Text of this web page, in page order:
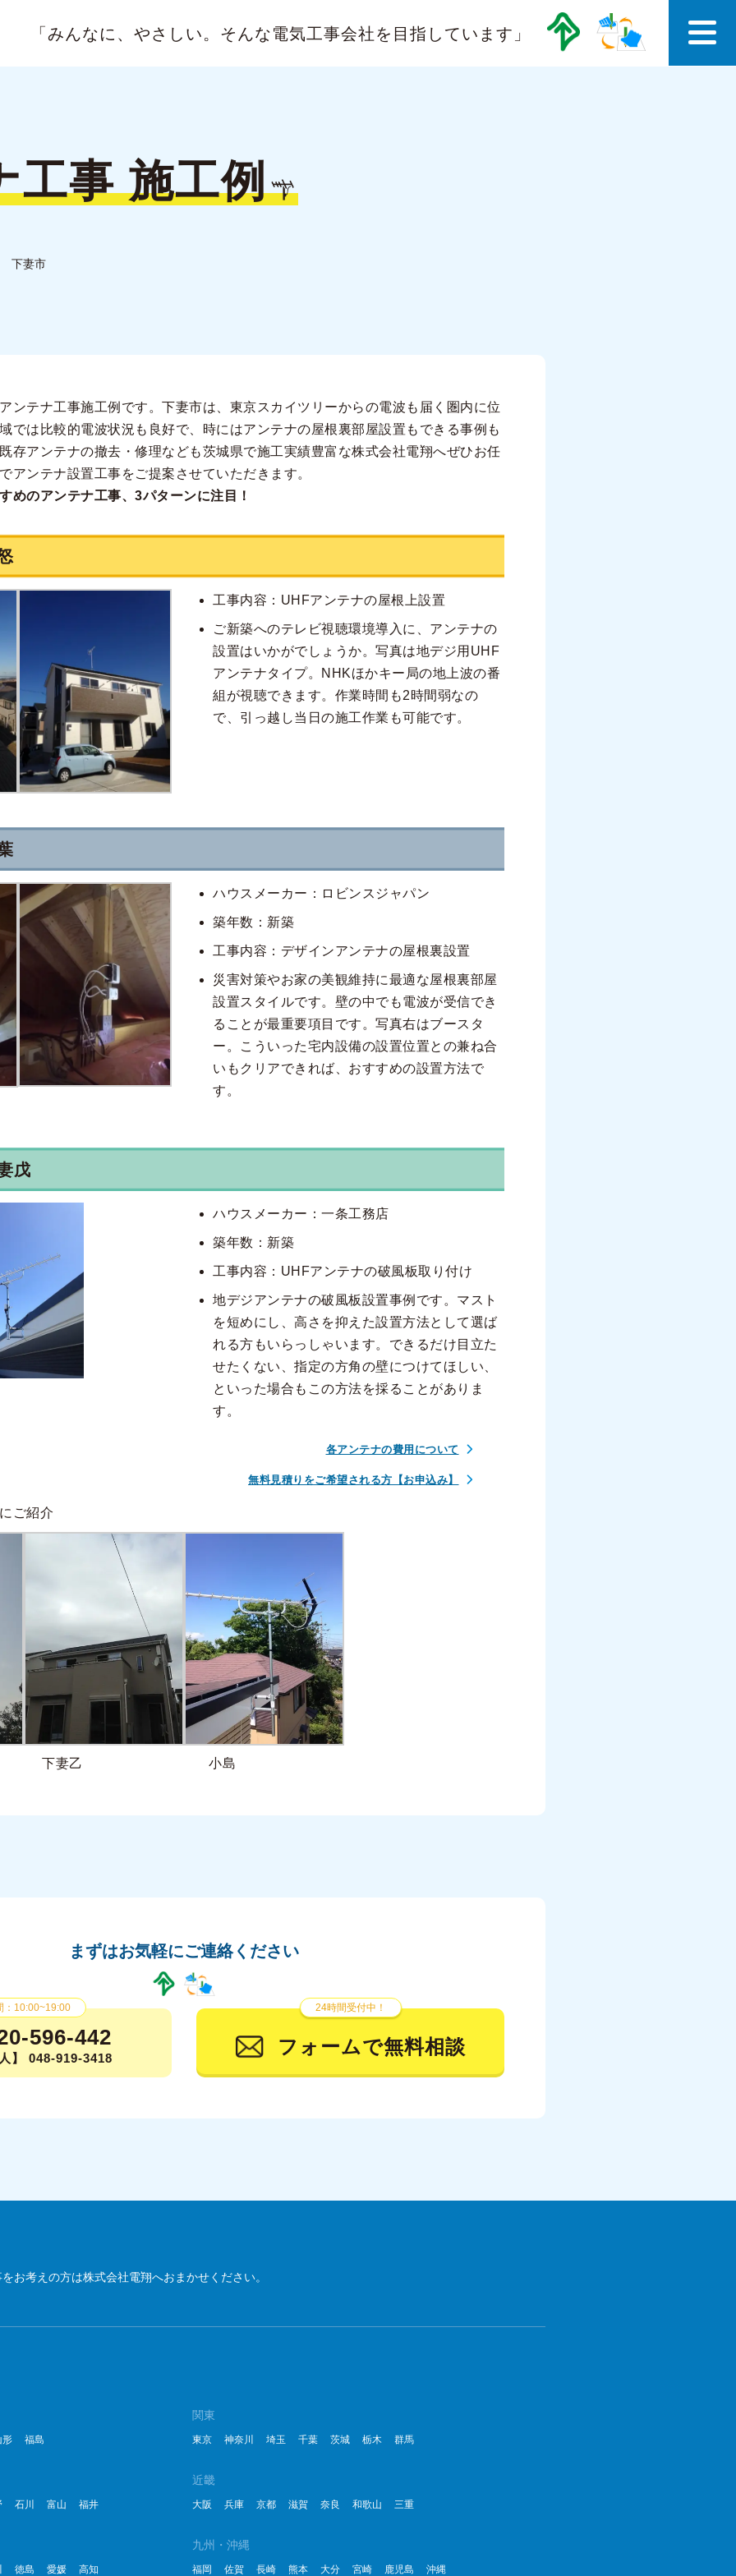
「みんなに、やさしい。 そんな電気工事会社を目指しています」
工事施工例
下妻市
ンテナ工事施工例です。下妻市は、東京スカイツリーからの電波も届く圏内に位
では比較的電波状況も良好で、時にはアンテナの屋根裏部屋設置もできる事例も
存アンテナの撤去・修理なども茨城県で施工実績豊富な株式会社電翔へぜひお任
アンテナ設置工事をご提案させていただきます。
めのアンテナ工事、3パターンに注目！
工事内容：UHFアンテナの屋根上設置
ご新築へのテレビ視聴環境導入に、アンテナの
設置はいかがでしょうか。写真は地デジ用UHF
アンテナタイプ。NHKほかキー局の地上波の番
組が視聴できます。作業時間も2時間弱なの
で、引っ越し当日の施工作業も可能です。
ハウスメーカー：ロビンスジャパン
築年数：新築
工事内容：デザインアンテナの屋根裏設置
災害対策やお家の美観維持に最適な屋根裏部屋
設置スタイルです。壁の中でも電波が受信でき
ることが最重要項目です。写真右はブースタ
ー。こういった宅内設備の設置位置との兼ね合
いもクリアできれば、おすすめの設置方法で
す。
戊
ハウスメーカー：一条工務店
築年数：新築
工事内容：UHFアンテナの破風板取り付け
地デジアンテナの破風板設置事例です。マスト
を短めにし、高さを抑えた設置方法として選ば
れる方もいらっしゃいます。できるだけ目立た
せたくない、指定の方角の壁につけてほしい、
といった場合もこの方法を採ることがありま
す。
各アンテナの費用について
無料見積りをご希望される方【お申込み】
ご紹介
下妻乙 小島
まずはお気軽にご連絡ください
：10:00~19:00
596-442
】 048-919-3418
24時間受付中！
フォームで無料相談
お考えの方は株式会社電翔へおまかせください。
形 福島
関東
東京 神奈川 埼玉 千葉 茨城 栃木 群馬
石川 富山 福井
近畿
大阪 兵庫 京都 滋賀 奈良 和歌山 三重
徳島 愛媛 高知
九州・沖縄
福岡 佐賀 長崎 熊本 大分 宮崎 鹿児島 沖縄